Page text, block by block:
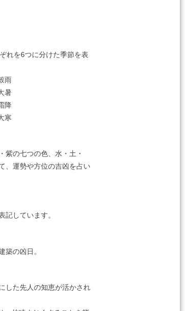
れを6つに分けた季節を表
雨
暑
降
寒
紫の七つの色、水・土・
、運勢や方位の吉凶を占い
記しています。
築の凶日。
した先人の知恵が活かされ